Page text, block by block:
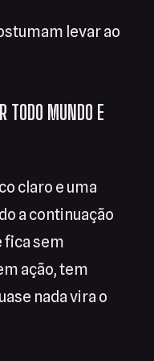
levar ao
TODO MUNDO E
claro e uma
a continuação
fica sem
ação, tem
nada vira o